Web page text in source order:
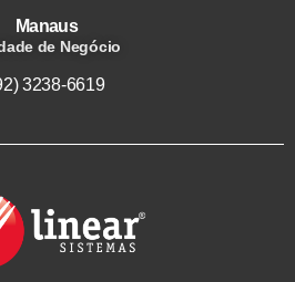
Manaus
de Negócio
3238-6619